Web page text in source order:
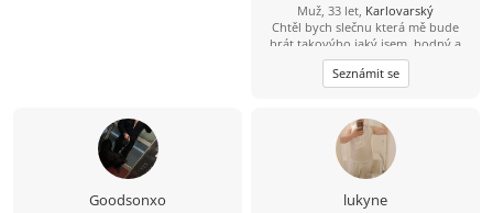
Muž, 33 let, Karlovarský
Chtěl bych slečnu která mě bude
brát takovýho jaký jsem, hodný a
romantický a věrný a přátelský, jo a
ještě která by chtěla ještě se mnou
pět dětí.
Seznámit se
Goodsonxo lukyne